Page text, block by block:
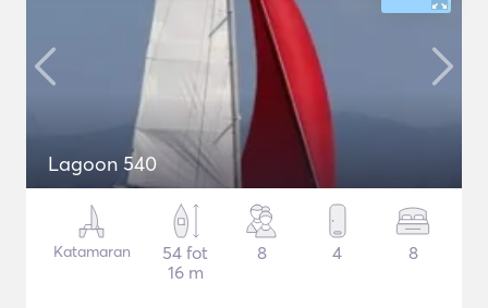
Lagoon 540
Katamaran
54 fot
16 m
8 4 8